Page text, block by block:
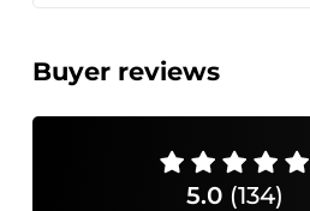
Buyer reviews
5.0 (134)